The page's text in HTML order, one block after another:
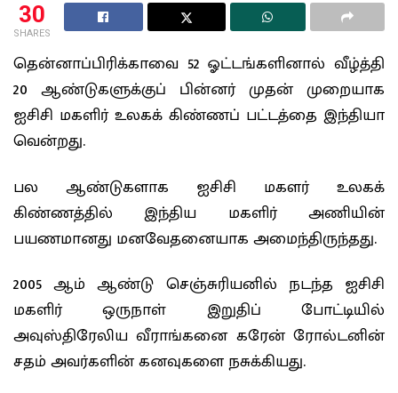
30
SHARES
தென்னாப்பிரிக்காவை 52 ஓட்டங்களினால் வீழ்த்தி
20 ஆண்டுகளுக்குப் பின்னர் முதன் முறையாக
ஐசிசி மகளிர் உலகக் கிண்ணப் பட்டத்தை இந்தியா
வென்றது.
பல ஆண்டுகளாக ஐசிசி மகளர் உலகக்
கிண்ணத்தில் இந்திய மகளிர் அணியின்
பயணமானது மனவேதனையாக அமைந்திருந்தது.
2005 ஆம் ஆண்டு செஞ்சுரியனில் நடந்த ஐசிசி
மகளிர் ஒருநாள் இறுதிப் போட்டியில்
அவுஸ்திரேலிய வீராங்கனை கரேன் ரோல்டனின்
சதம் அவர்களின் கனவுகளை நசுக்கியது.